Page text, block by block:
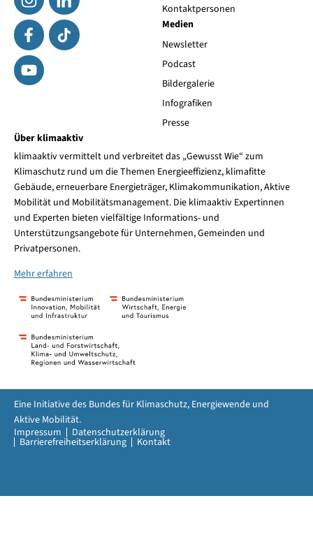
Kontaktpersonen
Medien
Newsletter
Podcast
Bildergalerie
Infografiken
Presse
Über klimaaktiv
klimaaktiv vermittelt und verbreitet das „Gewusst Wie“ zum
Klimaschutz rund um die Themen Energieeffizienz, klimafitte
Gebäude, erneuerbare Energieträger, Klimakommunikation, Aktive
Mobilität und Mobilitätsmanagement. Die klimaaktiv Expertinnen
und Experten bieten vielfältige Informations- und
Unterstützungsangebote für Unternehmen, Gemeinden und
Privatpersonen.
Mehr erfahren
Impressum Datenschutzerklärung
Barrierefreiheitserklärung Kontakt
Eine Initiative des Bundes für Klimaschutz, Energiewende und
Aktive Mobilität.